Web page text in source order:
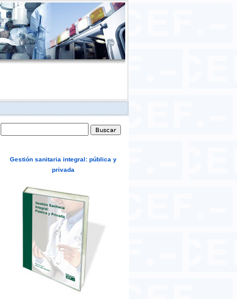
Formulario de búsqueda
Gestión sanitaria integral: pública y
privada